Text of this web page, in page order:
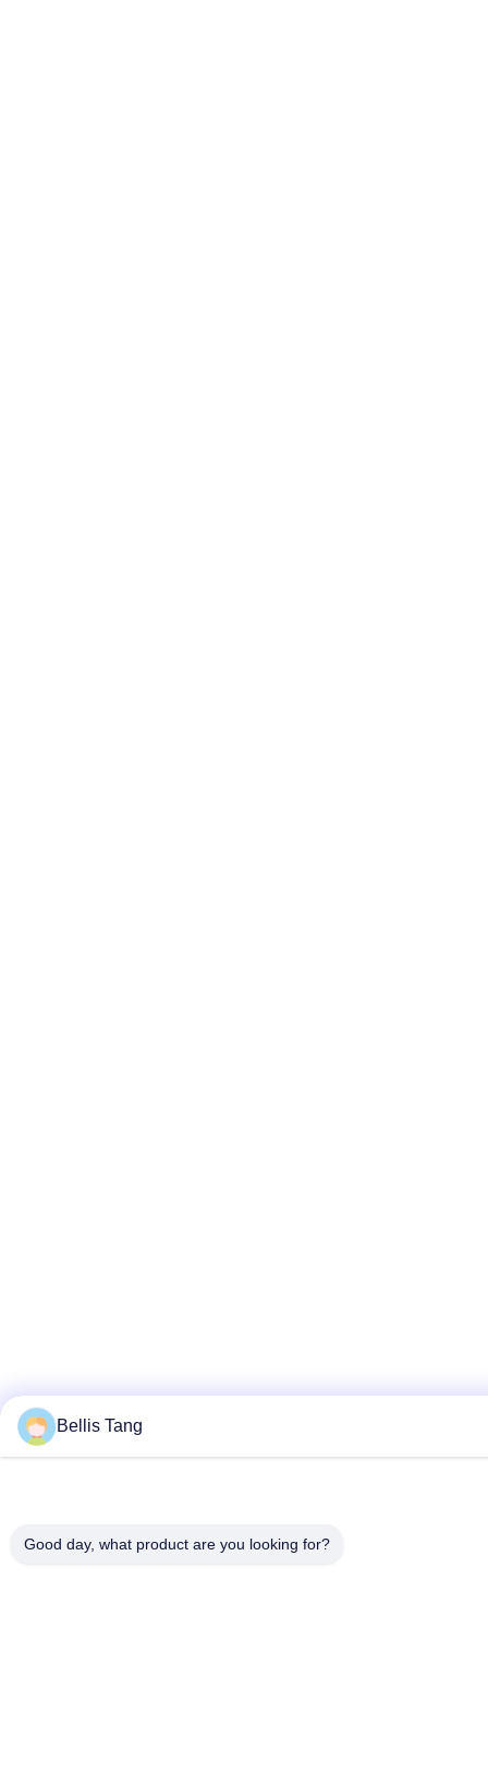
Bellis Tang
Good day, what product are you looking for?